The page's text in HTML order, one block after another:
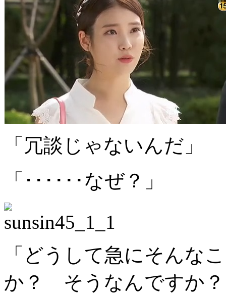
「冗談じゃないんだ」
「･･････なぜ？」
「どうして急にそんな
か？ そうなんですか